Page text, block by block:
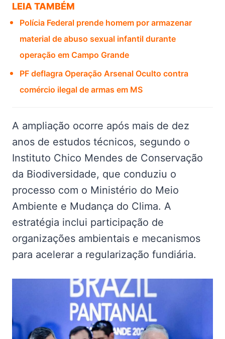
LEIA TAMBÉM
Polícia Federal prende homem por armazenar
material de abuso sexual infantil durante
operação em Campo Grande
PF deflagra Operação Arsenal Oculto contra
comércio ilegal de armas em MS
A ampliação ocorre após mais de dez
anos de estudos técnicos, segundo o
Instituto Chico Mendes de Conservação
da Biodiversidade, que conduziu o
processo com o Ministério do Meio
Ambiente e Mudança do Clima. A
estratégia inclui participação de
organizações ambientais e mecanismos
para acelerar a regularização fundiária.